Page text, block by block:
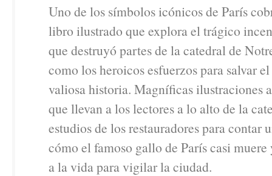
Uno de los símbolos icónicos de París
libro ilustrado que explora el trágico
que destruyó partes de la catedral de
como los heroicos esfuerzos para salvar
valiosa historia. Magníficas ilustraciones
que llevan a los lectores a lo alto de la
estudios de los restauradores para contar
cómo el famoso gallo de París casi
a la vida para vigilar la ciudad.